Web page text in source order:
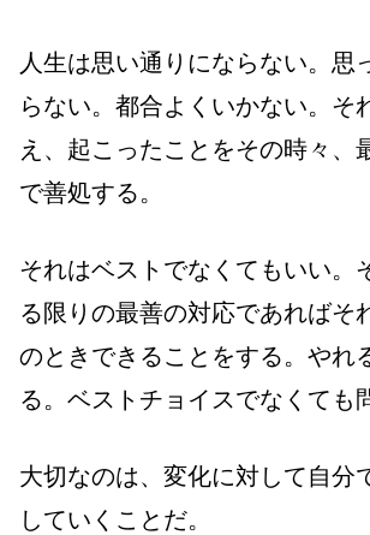
人生は思い通りにならない。思
らない。都合よくいかない。そ
え、起こったことをその時々、
で善処する。
それはベストでなくてもいい。
る限りの最善の対応であればそ
のときできることをする。やれ
る。ベストチョイスでなくても
大切なのは、変化に対して自分
していくことだ。